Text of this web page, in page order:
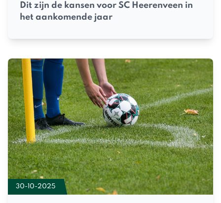
Dit zijn de kansen voor SC Heerenveen in
het aankomende jaar
30-10-2025